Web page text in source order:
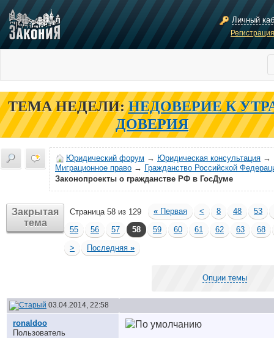
Личный
ТЕМА НЕДЕЛИ: НЕДОВЕРИЕ К
ДОВЕРИЯ
Юридический форум → Юридическая консультация →
Миграционное право → Гражданство Российской
Законопроекты о гражданстве РФ в ГосДуме
Закрытая
тема
Страница 58 из 129 « Первая < 8 48
53
55
56 57 58 59 60 61 62 63
68
>
Последняя »
Опции темы
03.04.2014, 22:58
ronaldoo
Пользователь